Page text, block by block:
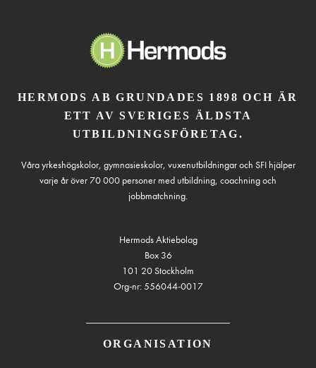
HERMODS AB GRUNDADES 1898 OCH ÄR
ETT AV SVERIGES ÄLDSTA
UTBILDNINGSFÖRETAG.
Våra yrkeshögskolor, gymnasieskolor, vuxenutbildningar och SFI hjälper
varje år över 70 000 personer med utbildning, coachning och
jobbmatchning.
Hermods Aktiebolag
Box 36
101 20 Stockholm
Org-nr: 556044-0017
ORGANISATION